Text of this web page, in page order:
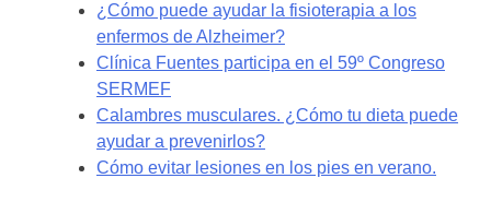
¿Cómo puede ayudar la fisioterapia a los
enfermos de Alzheimer?
Clínica Fuentes participa en el 59º Congreso
SERMEF
Calambres musculares. ¿Cómo tu dieta puede
ayudar a prevenirlos?
Cómo evitar lesiones en los pies en verano.